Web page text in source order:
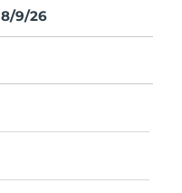
8/9/26